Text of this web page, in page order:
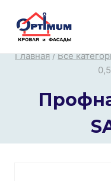
Перейти
Главная / Все